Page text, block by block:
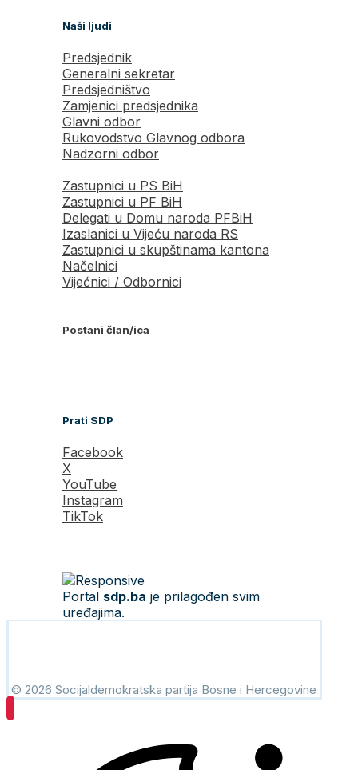
Naši ljudi
Predsjednik
Generalni sekretar
Predsjedništvo
Zamjenici predsjednika
Glavni odbor
Rukovodstvo Glavnog odbora
Nadzorni odbor
Zastupnici u PS BiH
Zastupnici u PF BiH
Delegati u Domu naroda PFBiH
Izaslanici u Vijeću naroda RS
Zastupnici u skupštinama kantona
Načelnici
Vijećnici / Odbornici
Postani član/ica
Prati SDP
Facebook
X
YouTube
Instagram
TikTok
Portal sdp.ba je prilagođen svim
uređajima.
© 2026 Socijaldemokratska partija Bosne i Hercegovine